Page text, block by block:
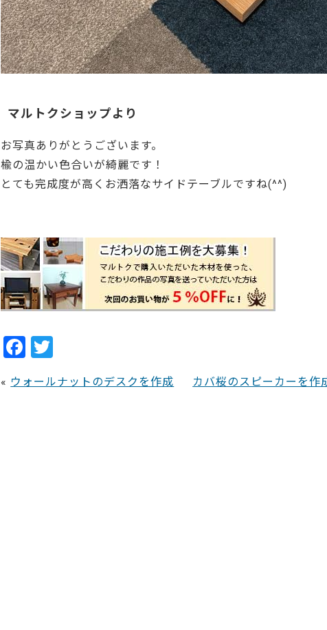
マルトクショップより
お写真ありがとうございます。
楡の温かい色合いが綺麗です！
とても完成度が高くお洒落なサイドテーブルですね(^^)
F
c
itt
« ウォールナットのデスクを作成 カバ桜のスピーカーを作